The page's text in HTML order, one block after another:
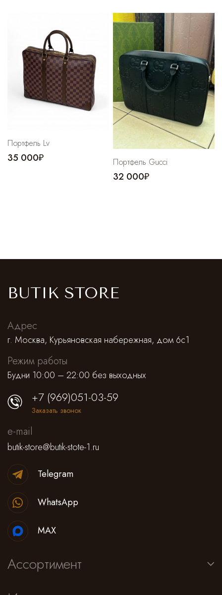
Портфель Lv
35 000₽ Портфель Gucci
32 000₽
BUTIK STORE
Адрес
г. Москва, Курьяновская набережная, дом 6с1
Режим работы
Будни 10:00 – 22:00 без выходных
Ассортимент
+7 (969)051-03-59
Заказать звонок
e-mail
butik-store@butik-stote-1.ru
Telegram
WhatsApp
MAX